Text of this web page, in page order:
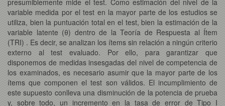
variable medida por el test en la mayor parte de los estudios se
utiliza, bien la puntuación total en el test, bien la estimación de la
variable latente (θ) dentro de la Teoría de Respuesta al Ítem
(TRI) . Es decir, se analizan los ítems sin relación a ningún criterio
externo al test evaluado. Por ello, para garantizar que
disponemos de medidas insesgadas del nivel de competencia de
los examinados, es necesario asumir que la mayor parte de los
ítems que componen el test son válidos. El incumplimiento de
este supuesto conlleva una disminución de la potencia de prueba
y, sobre todo, un incremento en la tasa de error de Tipo I